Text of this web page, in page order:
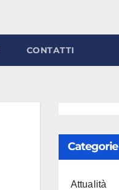
CONTATTI
Categorie
Attualità